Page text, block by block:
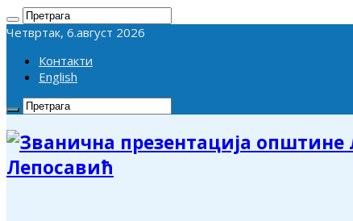
Четвртак, 6.август 2026
Контакти
English
Лепосавић